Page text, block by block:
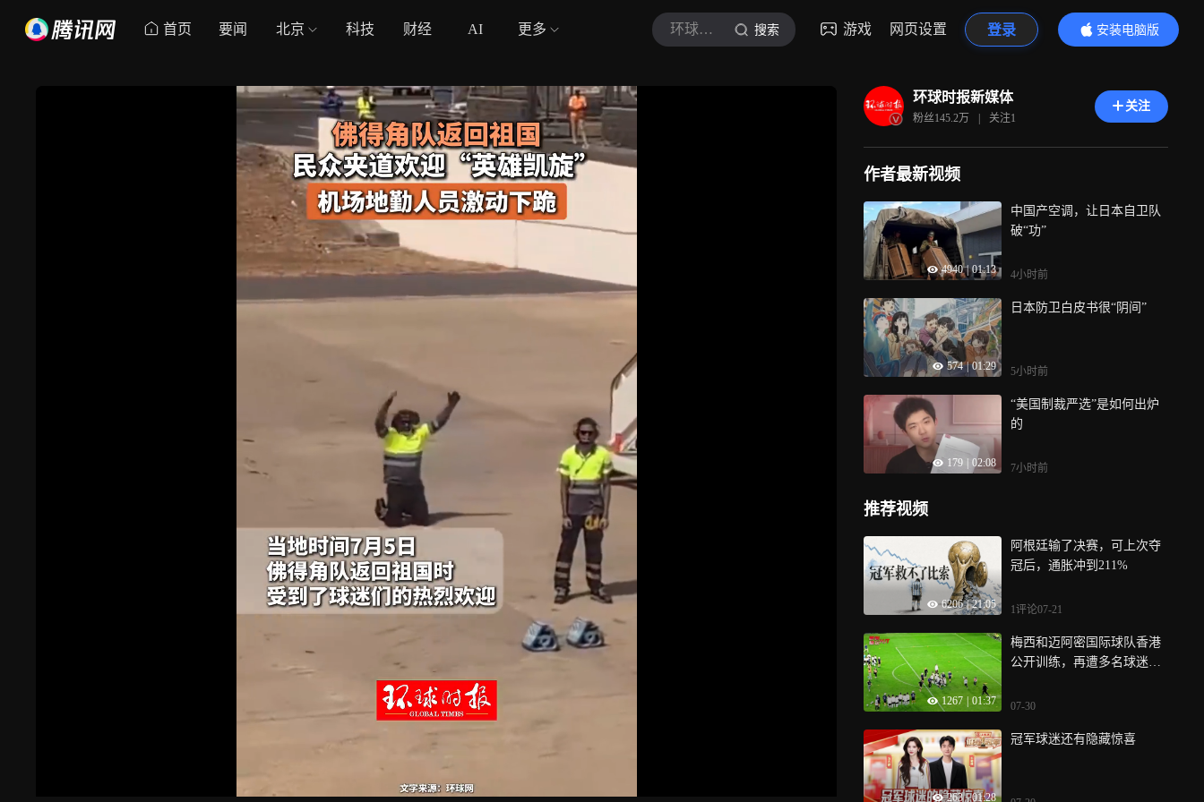
首页 要闻 北京 科技 财经 AI 更多 环球时报新媒体 搜索 游戏 网页设置 登录
安装电脑版
内容更精彩
环球时报新媒体
粉丝145.2万 | 关注1
关注
作者最新视频
4940 | 01:13
中国产空调，让日本自卫队
破“功”
4小时前
574 | 01:29
日本防卫白皮书很“阴间”
5小时前
179 02:08
“美国制裁严选”是如何出炉
的
7小时前
推荐视频
6206 | 21:05
阿根廷输了决赛，可上次夺
冠后，通胀冲到211%
1评论07-21
1267 01:37
梅西和迈阿密国际球队香港
公开训练，再遭多名球迷冲
07-30
263 | 01:28
冠军球迷还有隐藏惊喜